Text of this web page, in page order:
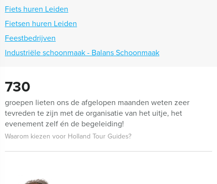
Fiets huren Leiden
Fietsen huren Leiden
Feestbedrijven
Industriële schoonmaak - Balans Schoonmaak
730
groepen lieten ons de afgelopen maanden weten zeer
tevreden te zijn met de organisatie van het uitje, het
evenement zelf én de begeleiding!
Waarom kiezen voor Holland Tour Guides?